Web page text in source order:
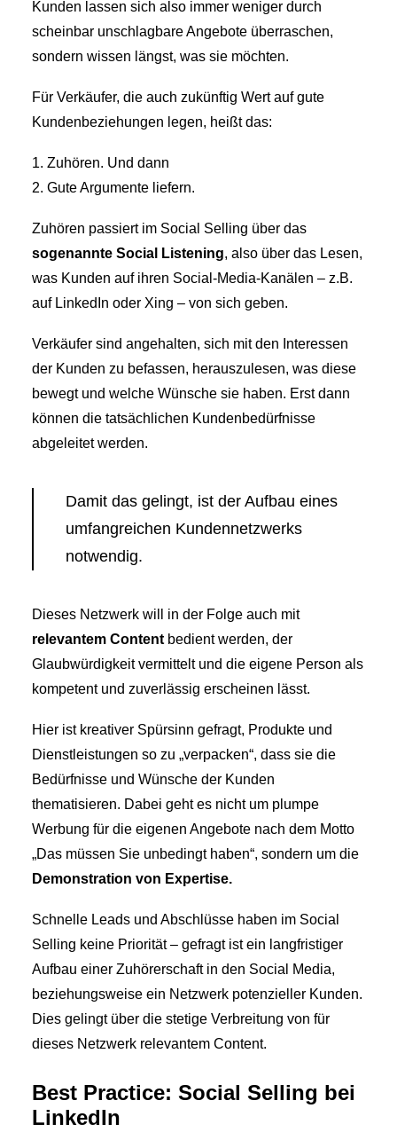
Kunden lassen sich also immer weniger durch
scheinbar unschlagbare Angebote überraschen,
sondern wissen längst, was sie möchten.
Für Verkäufer, die auch zukünftig Wert auf gute
Kundenbeziehungen legen, heißt das:
1. Zuhören. Und dann
2. Gute Argumente liefern.
Zuhören passiert im Social Selling über das
sogenannte Social Listening, also über das Lesen,
was Kunden auf ihren Social-Media-Kanälen – z.B.
auf LinkedIn oder Xing – von sich geben.
Verkäufer sind angehalten, sich mit den Interessen
der Kunden zu befassen, herauszulesen, was diese
bewegt und welche Wünsche sie haben. Erst dann
können die tatsächlichen Kundenbedürfnisse
abgeleitet werden.
Damit das gelingt, ist der Aufbau eines
umfangreichen Kundennetzwerks
notwendig.
Dieses Netzwerk will in der Folge auch mit
relevantem Content bedient werden, der
Glaubwürdigkeit vermittelt und die eigene Person als
kompetent und zuverlässig erscheinen lässt.
Hier ist kreativer Spürsinn gefragt, Produkte und
Dienstleistungen so zu „verpacken“, dass sie die
Bedürfnisse und Wünsche der Kunden
thematisieren. Dabei geht es nicht um plumpe
Werbung für die eigenen Angebote nach dem Motto
„Das müssen Sie unbedingt haben“, sondern um die
Demonstration von Expertise.
Schnelle Leads und Abschlüsse haben im Social
Selling keine Priorität – gefragt ist ein langfristiger
Aufbau einer Zuhörerschaft in den Social Media,
beziehungsweise ein Netzwerk potenzieller Kunden.
Dies gelingt über die stetige Verbreitung von für
dieses Netzwerk relevantem Content.
Best Practice: Social Selling bei
LinkedIn